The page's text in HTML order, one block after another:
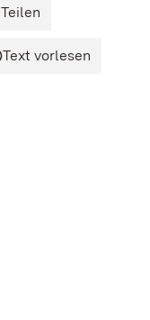
Teilen
Text vorlesen